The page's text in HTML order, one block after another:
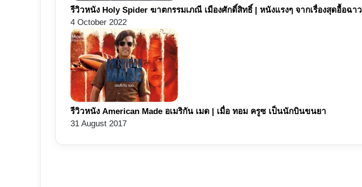
รีวิวหนัง Holy Spider ฆาตกรรมเภณี เมืองศักดิ์สิทธิ์ | หนังแรงๆ จากเรื่องสุดอื้อฉาว
4 October 2022
รีวิวหนัง American Made อเมริกัน เมด | เมื่อ ทอม ครูซ เป็นนักบินขนยา
31 August 2017